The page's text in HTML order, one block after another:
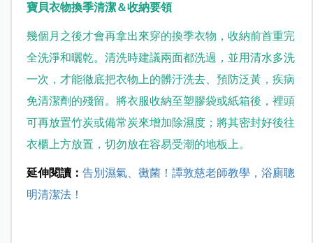
寶貝衣物換季清潔＆收納要領
幾個月之後才會再拿出來穿的換季衣物，收納前首重完
全洗淨和曬乾。清洗時建議兩面都洗過，並用清水多洗
一次，才能徹底把衣物上的髒汙洗去、預防泛黃，疾病
免清潔劑的殘留。 將衣服收納至塑膠袋或紙箱後，裡頭
可再放置竹炭或備常炭來增加除濕度；將其密封好後往
衣櫃上方放置，切勿放在容易受潮的地板上。
延伸閱讀： 告別濕氣、黴菌！譚敦慈老師教學，浴廁聰
明清潔法！